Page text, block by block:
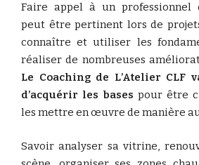
Faire appel à un professionnel
peut être pertinent lors de
connaître et utiliser les
réaliser de nombreuses
Le Coaching de L’Atelier CLF
d’acquérir les bases pour être
les mettre en œuvre de manière
Savoir analyser sa vitrine,